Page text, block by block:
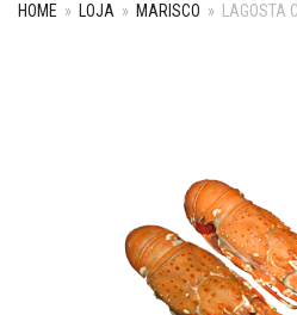
HOME » LOJA » MARISCO » LAGOSTA